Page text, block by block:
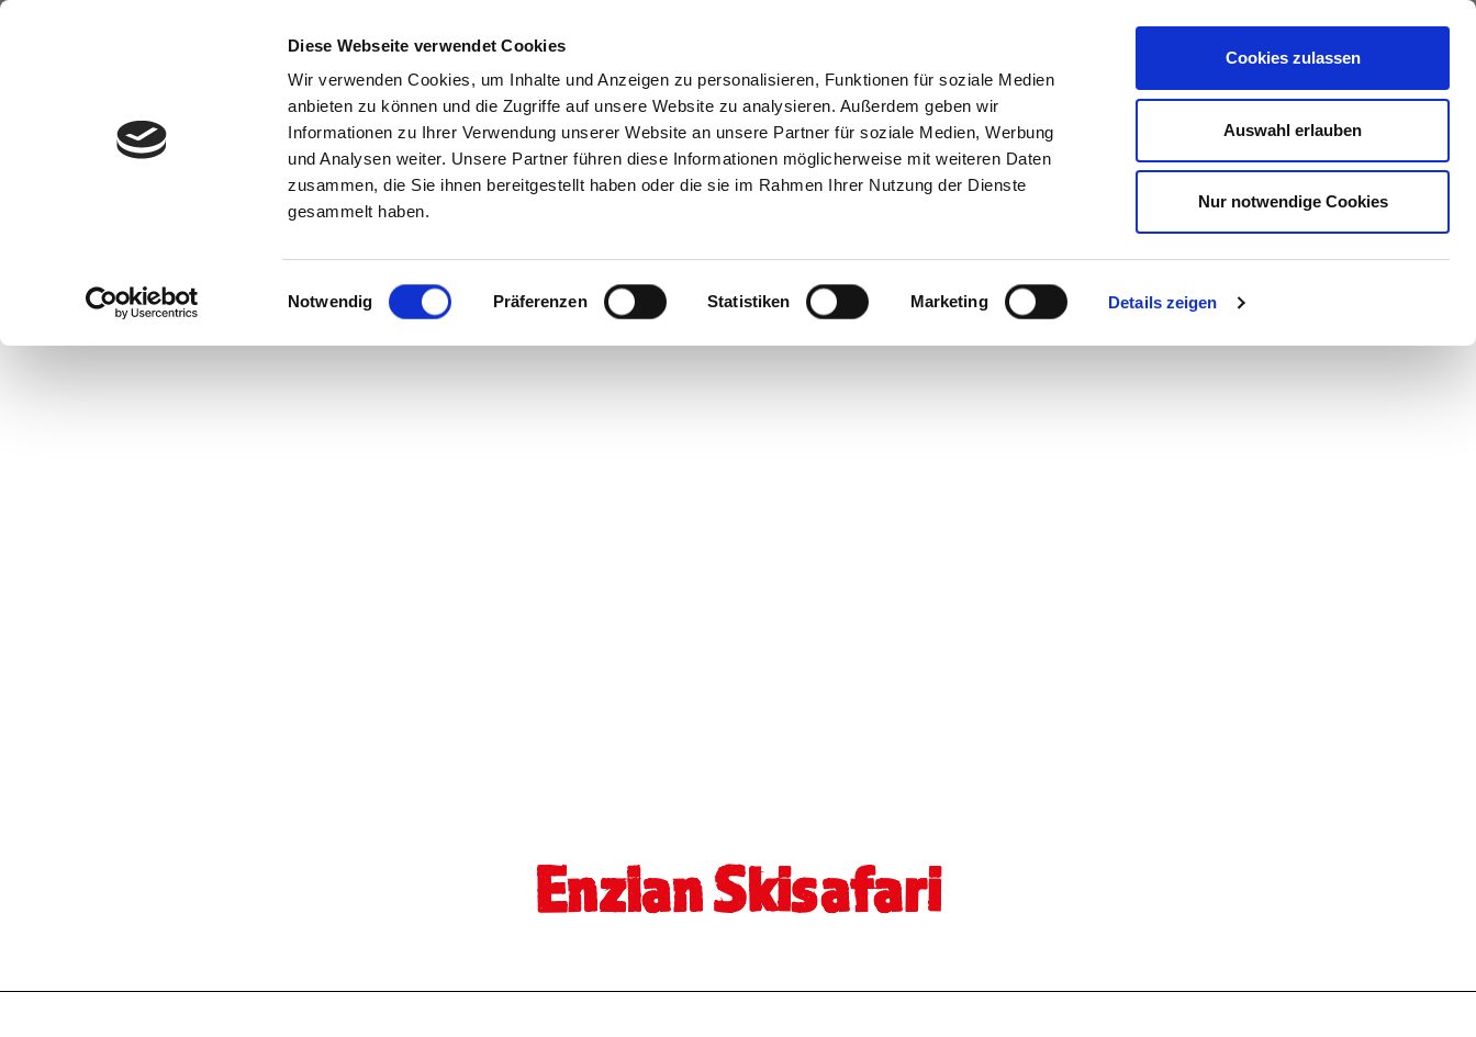
Diese Webseite verwendet Cookies
Wir verwenden Cookies, um Inhalte und Anzeigen zu personalisieren, Funktionen für soziale Medien
anbieten zu können und die Zugriffe auf unsere Website zu analysieren. Außerdem geben wir
Informationen zu Ihrer Verwendung unserer Website an unsere Partner für soziale Medien, Werbung
und Analysen weiter. Unsere Partner führen diese Informationen möglicherweise mit weiteren Daten
zusammen, die Sie ihnen bereitgestellt haben oder die sie im Rahmen Ihrer Nutzung der Dienste
gesammelt haben.
Einwilligungsauswahl
Notwendig Präferenzen Statistiken Marketing Details zeigen
Cookies zulassen
Auswahl erlauben
Nur notwendige Cookies
Anfragen
Enzian Skisafari